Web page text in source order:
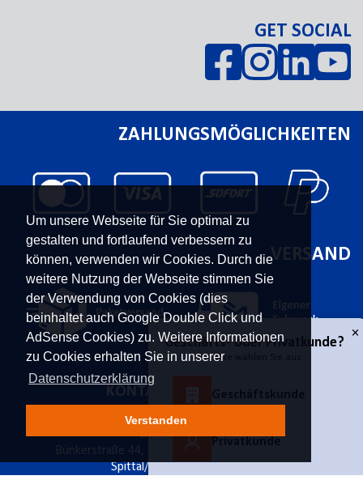
Um unsere Webseite für Sie optimal zu
gestalten und fortlaufend verbessern zu
können, verwenden wir Cookies. Durch die
weitere Nutzung der Webseite stimmen Sie
der Verwendung von Cookies (dies
beinhaltet auch Google Double Click und
AdSense Cookies) zu. Weitere Informationen
zu Cookies erhalten Sie in unserer
Datenschutzerklärung
Verstanden
GET SOCIAL
ZAHLUNGSMÖGLICHKEITEN
VERSAND
KONTAKT
Franz Moser Gesellschaft
m.b.H
Bünkerstraße 44,
Spittal/Drau
Geschäfts- oder Privatkunde?
Bitte wählen Sie aus: